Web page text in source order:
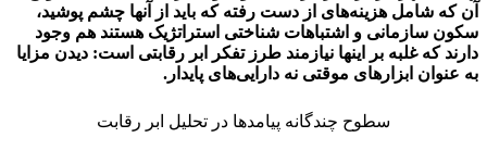
آن که شامل هزینه‌های از دست رفته که باید از آنها چشم پوشید،
سکون سازمانی ‌و اشتباهات شناختی استراتژیک هستند هم وجود
دارند که غلبه بر اینها نیازمند طرز تفکر ابر رقابتی است: دیدن مزایا
به عنوان ابزارهای موقتی نه دارایی‌های پایدار.
سطوح چندگانه پیامدها در تحلیل ابر رقابت